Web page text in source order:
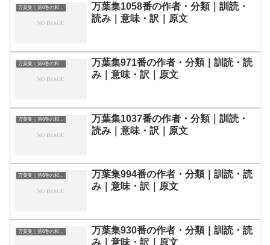
万葉集｜第6巻の和歌一覧
万葉集1058番の作者・分類｜訓読・
読み｜意味・訳｜原文
万葉集｜第6巻の和歌一覧
万葉集971番の作者・分類｜訓読・読
み｜意味・訳｜原文
万葉集｜第6巻の和歌一覧
万葉集1037番の作者・分類｜訓読・
読み｜意味・訳｜原文
万葉集｜第6巻の和歌一覧
万葉集994番の作者・分類｜訓読・読
み｜意味・訳｜原文
万葉集｜第6巻の和歌一覧
万葉集930番の作者・分類｜訓読・読
み｜意味・訳｜原文